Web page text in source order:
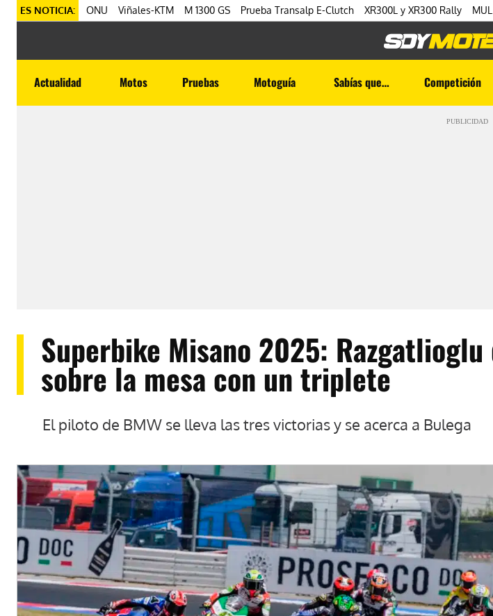
ES NOTICIA: ONU Viñales-KTM M 1300 GS Prueba Transalp E-Clutch XR300L y XR300 Rally
Actualidad Motos Pruebas Motoguía Sabías que… Competición
PUBLICIDAD
Superbike Misano 2025:
sobre la mesa con un triplete
El piloto de BMW se lleva las tres victorias y se acerca a Bulega